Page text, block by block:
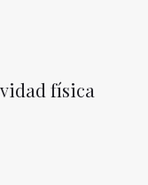
física